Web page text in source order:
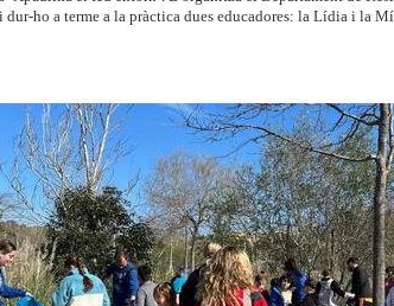
dur-ho a terme a la pràctica dues educadores: la Lídia i la